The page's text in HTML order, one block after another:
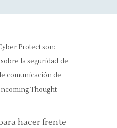
Protect son:
la seguridad de
comunicación de
Thought
hacer frente